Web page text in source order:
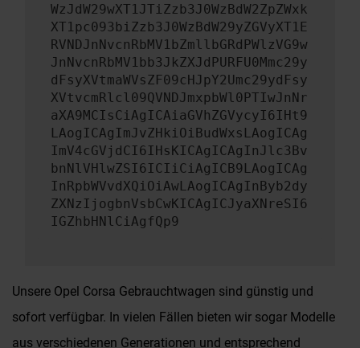
WzJdW29wXT1JTiZzb3J0WzBdW2ZpZWxk
XT1pc093biZzb3J0WzBdW29yZGVyXT1E
RVNDJnNvcnRbMV1bZmllbGRdPWlzVG9w
JnNvcnRbMV1bb3JkZXJdPURFU0Mmc29y
dFsyXVtmaWVsZF09cHJpY2Umc29ydFsy
XVtvcmRlcl09QVNDJmxpbWl0PTIwJnNr
aXA9MCIsCiAgICAiaGVhZGVycyI6IHt9
LAogICAgImJvZHkiOiBudWxsLAogICAg
ImV4cGVjdCI6IHsKICAgICAgInJlc3Bv
bnNlVHlwZSI6ICIiCiAgICB9LAogICAg
InRpbWVvdXQiOiAwLAogICAgInByb2dy
ZXNzIjogbnVsbCwKICAgICJyaXNreSI6
IGZhbHNlCiAgfQp9
Unsere Opel Corsa Gebrauchtwagen sind günstig und
sofort verfügbar. In vielen Fällen bieten wir sogar Modelle
aus verschiedenen Generationen und entsprechend